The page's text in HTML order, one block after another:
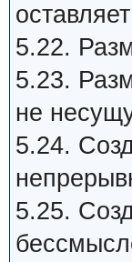
5.22.
5.23.
не
5.24.
5.25.